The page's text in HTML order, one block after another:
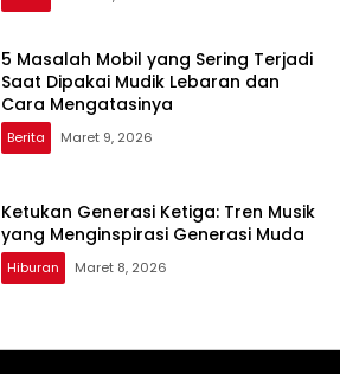
5 Masalah Mobil yang Sering Terjadi
Saat Dipakai Mudik Lebaran dan
Cara Mengatasinya
Berita Maret 9, 2026
Ketukan Generasi Ketiga: Tren Musik
yang Menginspirasi Generasi Muda
Hiburan Maret 8, 2026